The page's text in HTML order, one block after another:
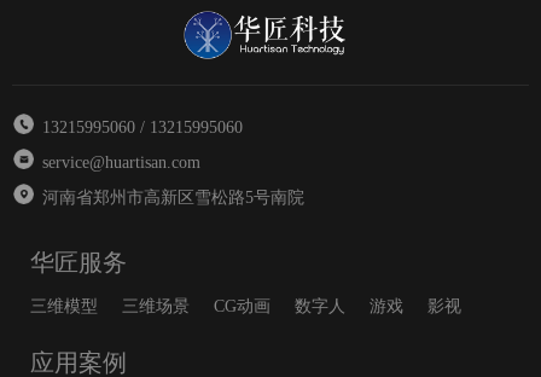
13215995060 / 13215995060
service@huartisan.com
河南省郑州市高新区雪松路5号南院
华匠服务
三维模型 三维场景 CG动画 数字人 游戏 影视
应用案例